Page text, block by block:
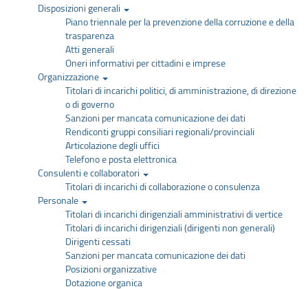
Disposizioni generali
Piano triennale per la prevenzione della corruzione e della
trasparenza
Atti generali
Oneri informativi per cittadini e imprese
Organizzazione
Titolari di incarichi politici, di amministrazione, di direzione
o di governo
Sanzioni per mancata comunicazione dei dati
Rendiconti gruppi consiliari regionali/provinciali
Articolazione degli uffici
Telefono e posta elettronica
Consulenti e collaboratori
Titolari di incarichi di collaborazione o consulenza
Personale
Titolari di incarichi dirigenziali amministrativi di vertice
Titolari di incarichi dirigenziali (dirigenti non generali)
Dirigenti cessati
Sanzioni per mancata comunicazione dei dati
Posizioni organizzative
Dotazione organica